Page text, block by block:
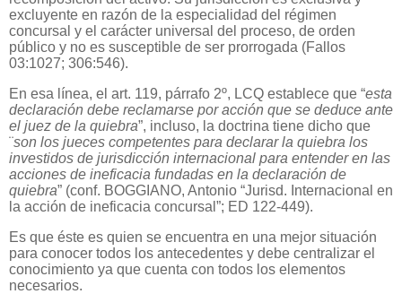
excluyente en razón de la especialidad del régimen
concursal y el carácter universal del proceso, de orden
público y no es susceptible de ser prorrogada (Fallos
03:1027; 306:546).
En esa línea, el art. 119, párrafo 2º, LCQ establece que “esta
declaración debe reclamarse por acción que se deduce ante
el juez de la quiebra”, incluso, la doctrina tiene dicho que
¨son los jueces competentes para declarar la quiebra los
investidos de jurisdicción internacional para entender en las
acciones de ineficacia fundadas en la declaración de
quiebra” (conf. BOGGIANO, Antonio “Jurisd. Internacional en
la acción de ineficacia concursal”; ED 122-449).
Es que éste es quien se encuentra en una mejor situación
para conocer todos los antecedentes y debe centralizar el
conocimiento ya que cuenta con todos los elementos
necesarios.